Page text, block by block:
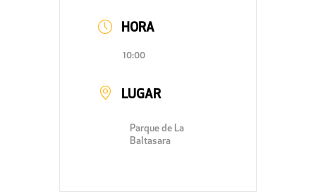
HORA
10:00
LUGAR
Parque de La
Baltasara